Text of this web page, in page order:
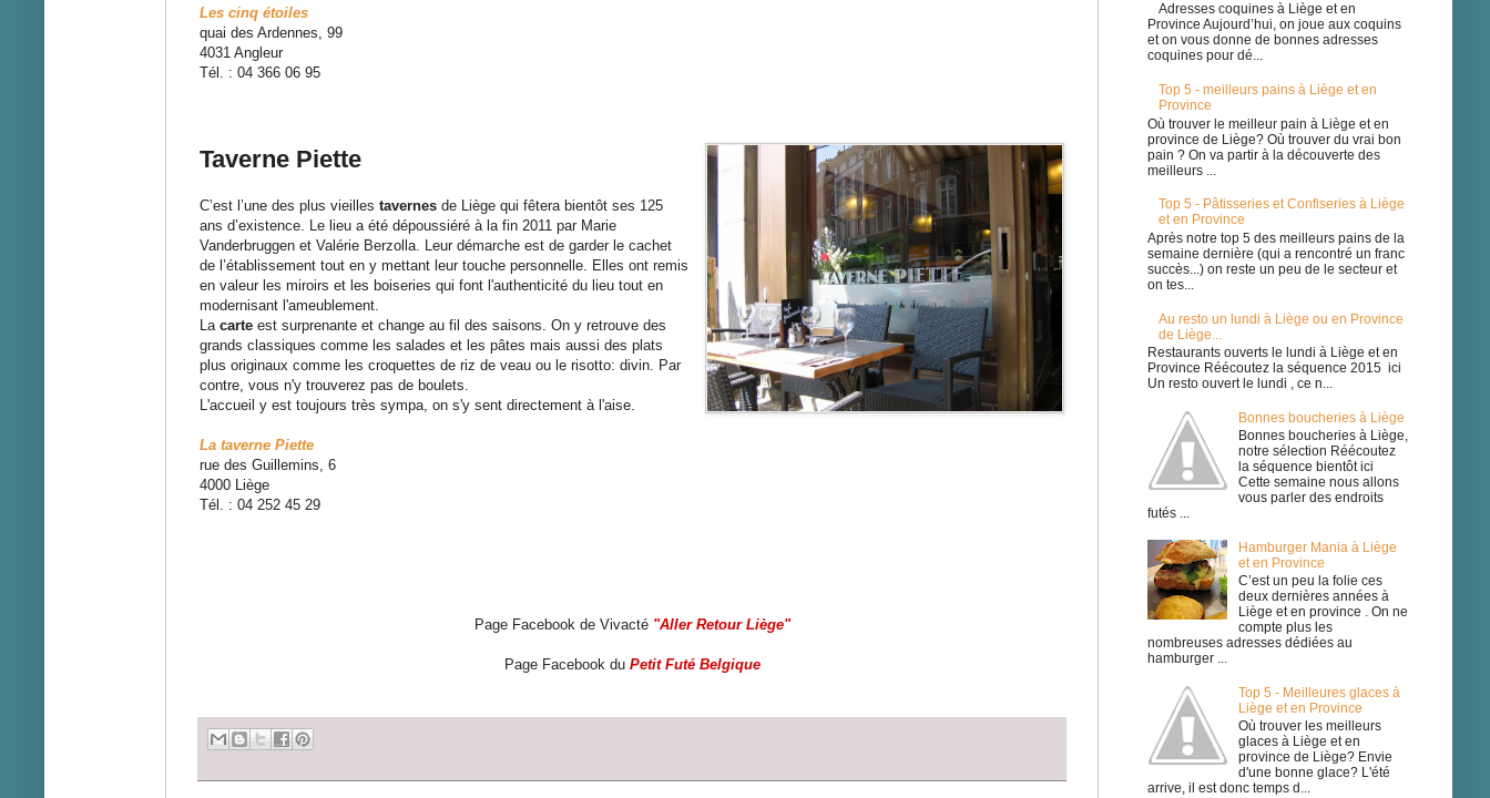
Les cinq étoiles
quai des Ardennes, 99
4031 Angleur
Tél. : 04 366 06 95
Taverne Piette
C’est l’une des plus vieilles tavernes de Liège qui fêtera bientôt ses 125
ans d’existence . Le lieu a été dépoussiéré à la fin 2011 par Marie
Vanderbruggen et Valérie Berzolla. Leur démarche est de garder le cachet
de l’établissement tout en y mettant leur touche personnelle. Elles ont remis
en valeur les miroirs et les boiseries qui font l'authenticité du lieu tout en
modernisant l'ameublement.
La carte est surprenante et change au fil des saisons. On y retrouve des
grands classiques comme les salades et les pâtes mais aussi des plats
plus originaux comme les croquettes de riz de veau ou le risotto: divin. Par
contre, vous n'y trouverez pas de boulets.
L'accueil y est toujours très sympa, on s'y sent directement à l'aise.
La taverne Piette
rue des Guillemins, 6
4000 Liège
Tél. : 04 252 45 29
Page Facebook de Vivacté "Aller Retour Liège"
Page Facebook du Petit Futé Belgique
Adresses coquines à Liège et en
Province Aujourd’hui, on joue aux coquins
et on vous donne de bonnes adresses
coquines pour dé...
Top 5 - meilleurs pains à Liège et en
Province
Où trouver le meilleur pain à Liège et en
province de Liège? Où trouver du vrai bon
pain ? On va partir à la découverte des
meilleurs ...
Top 5 - Pâtisseries et Confiseries à Liège
et en Province
Après notre top 5 des meilleurs pains de la
semaine dernière (qui a rencontré un franc
succès...) on reste un peu de le secteur et
on tes...
Au resto un lundi à Liège ou en Province
de Liège...
Restaurants ouverts le lundi à Liège et en
Province Réécoutez la séquence 2015 ici
Un resto ouvert le lundi , ce n...
Bonnes boucheries à Liège
Bonnes boucheries à Liège,
notre sélection Réécoutez
la séquence bientôt ici
Cette semaine nous allons
vous parler des endroits
futés ...
Hamburger Mania à Liège
et en Province
C’est un peu la folie ces
deux dernières années à
Liège et en province . On ne
compte plus les
nombreuses adresses dédiées au
hamburger ...
Top 5 - Meilleures glaces à
Liège et en Province
Où trouver les meilleurs
glaces à Liège et en
province de Liège? Envie
d'une bonne glace? L'été
arrive, il est donc temps d...